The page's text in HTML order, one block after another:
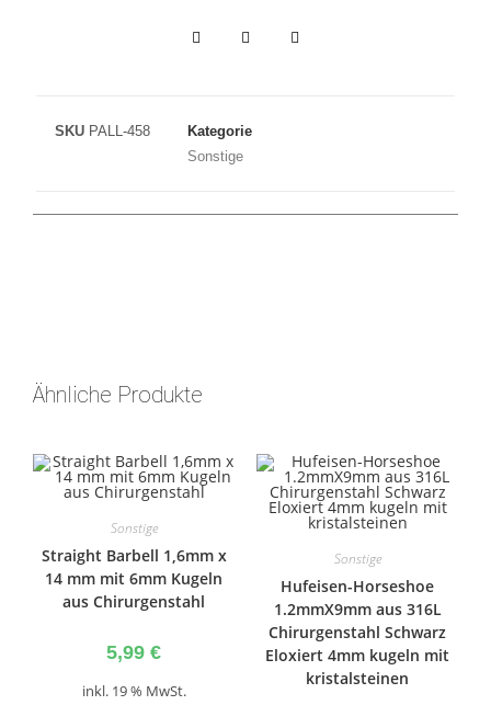
SKU PALL-458
Kategorie
Sonstige
Ähnliche Produkte
Sonstige
Straight Barbell 1,6mm x
14 mm mit 6mm Kugeln
aus Chirurgenstahl
5,99 €
inkl. 19 % MwSt.
Sonstige
Hufeisen-Horseshoe
1.2mmX9mm aus 316L
Chirurgenstahl Schwarz
Eloxiert 4mm kugeln mit
kristalsteinen